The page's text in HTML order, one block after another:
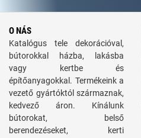
O NÁS
Katalógus tele dekorációval,
bútorokkal házba, lakásba
vagy kertbe és
építőanyagokkal. Termékeink a
vezető gyártóktól származnak,
kedvező áron. Kínálunk
bútorokat, belső
berendezéseket, kerti